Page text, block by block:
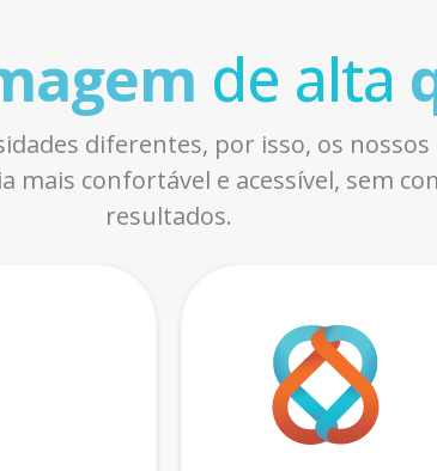
de alta
diferentes, por isso, os
mais confortável e acessível, sem
resultados.